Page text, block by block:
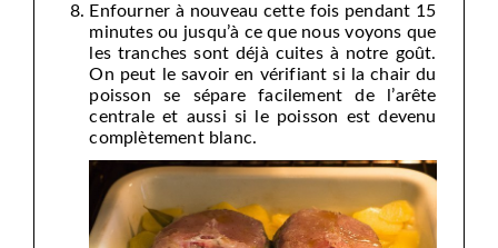
Enfourner à nouveau cette fois pendant 15
minutes ou jusqu’à ce que nous voyons que
les tranches sont déjà cuites à notre goût.
On peut le savoir en vérifiant si la chair du
poisson se sépare facilement de l’arête
centrale et aussi si le poisson est devenu
complètement blanc.